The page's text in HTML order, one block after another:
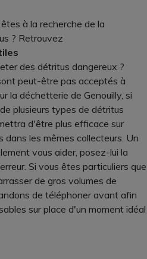
à la recherche de la
? Retrouvez
des détritus dangereux ?
peut-être pas acceptés à
la déchetterie de Genouilly, si
plusieurs types de détritus
d'être plus efficace sur
les mêmes collecteurs. Un
vous aider, posez-lui la
Si vous êtes particuliers que
de gros volumes de
de téléphoner avant afin
sur place d'un moment idéal